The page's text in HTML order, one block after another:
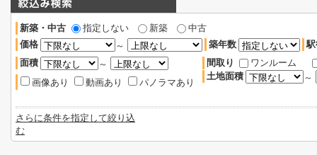
新築・中古 指定しない 新築
中古
価格
～ 築年数
面積
～
画像あり
動画あり パノラマあり
間取り
ワンルーム
土地面積
～
さらに条件を指定して絞り込
む